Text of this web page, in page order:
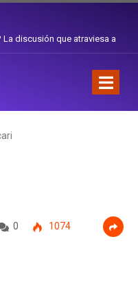
el sombrero en Corporación
0 1074